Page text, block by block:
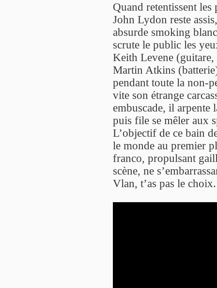
Quand retentissent
John Lydon reste
absurde smoking
scrute le public les
Keith Levene (guitare,
Martin Atkins
pendant toute la non-
vite son étrange
embuscade, il arpente
puis file se mêler aux
L’objectif de ce bain
le monde au premier
franco, propulsant
scène, ne
Vlan, t’as pas le choix.